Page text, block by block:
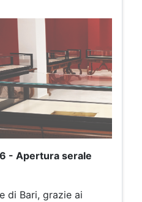
- Apertura serale
di Bari, grazie ai